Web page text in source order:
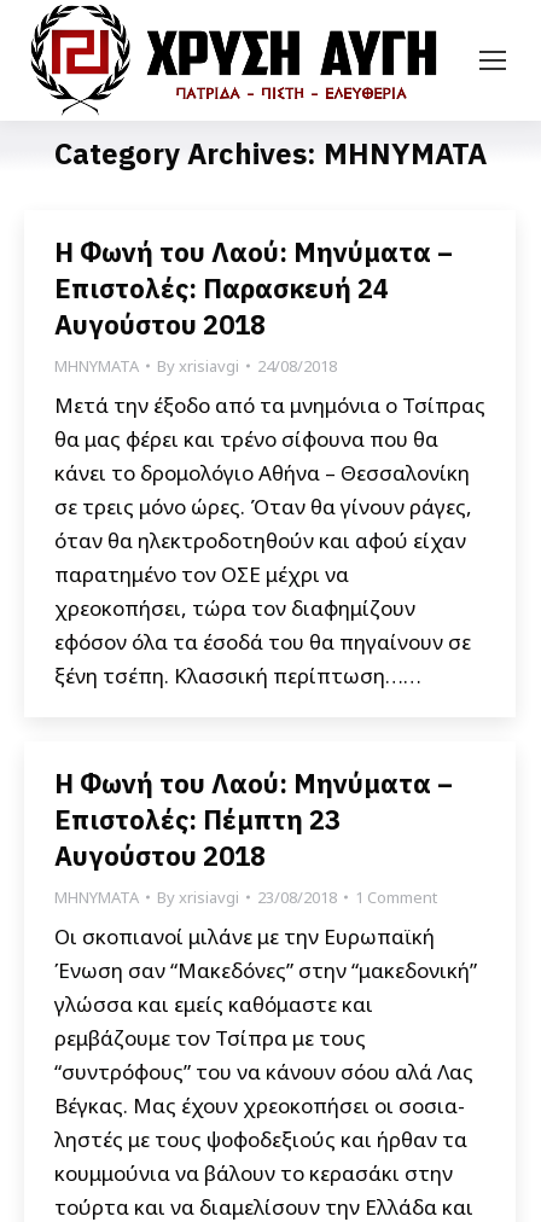
Category Archives: ΜΗΝΥΜΑΤΑ
Η Φωνή του Λαού: Μηνύματα –
Επιστολές: Παρασκευή 24
Αυγούστου 2018
ΜΗΝΥΜΑΤΑ Byxrisiavgi 24/08/2018
Μετά την έξοδο από τα μνημόνια ο Τσίπρας
θα μας φέρει και τρένο σίφουνα που θα
κάνει το δρομολόγιο Αθήνα – Θεσσαλονίκη
σε τρεις μόνο ώρες. Όταν θα γίνουν ράγες,
όταν θα ηλεκτροδοτηθούν και αφού είχαν
παρατημένο τον ΟΣΕ μέχρι να
χρεοκοπήσει, τώρα τον διαφημίζουν
εφόσον όλα τα έσοδά του θα πηγαίνουν σε
ξένη τσέπη. Κλασσική περίπτωση……
Η Φωνή του Λαού: Μηνύματα –
Επιστολές: Πέμπτη 23
Αυγούστου 2018
ΜΗΝΥΜΑΤΑ Byxrisiavgi 23/08/2018 1 Comment
Οι σκοπιανοί μιλάνε με την Ευρωπαϊκή
Ένωση σαν “Μακεδόνες” στην “μακεδονική”
γλώσσα και εμείς καθόμαστε και
ρεμβάζουμε τον Τσίπρα με τους
“συντρόφους” του να κάνουν σόου αλά Λας
Βέγκας. Μας έχουν χρεοκοπήσει οι σοσια-
ληστές με τους ψοφοδεξιούς και ήρθαν τα
κουμμούνια να βάλουν το κερασάκι στην
τούρτα και να διαμελίσουν την Ελλάδα και